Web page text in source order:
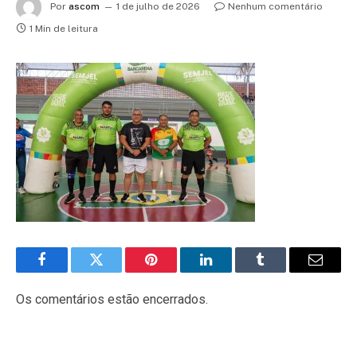
Por ascom 1 de julho de 2026
Nenhum comentário
1 Min de leitura
FacebookTwitter Pinterest LinkedInTumblr
E-
Os comentários estão encerrados.